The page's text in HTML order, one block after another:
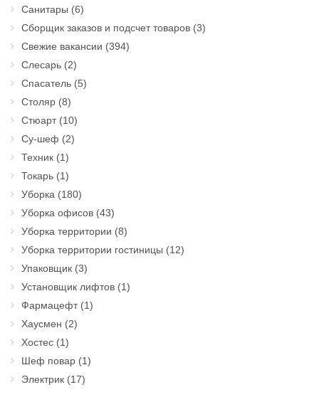
Санитары (6)
Сборщик заказов и подсчет товаров (3)
Свежие вакансии (394)
Слесарь (2)
Спасатель (5)
Столяр (8)
Стюарт(10)
Су-шеф (2)
Техник (1)
Токарь (1)
Уборка (180)
Уборка офисов (43)
Уборка территории (8)
Уборка территории гостиницы (12)
Упаковщик (3)
Установщик лифтов (1)
Фармацефт(1)
Хаусмен (2)
Хостес (1)
Шеф повар (1)
Электрик (17)